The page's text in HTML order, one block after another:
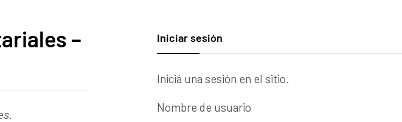
–
Iniciar sesión
Iniciá una sesión en el sitio.
Nombre de usuario